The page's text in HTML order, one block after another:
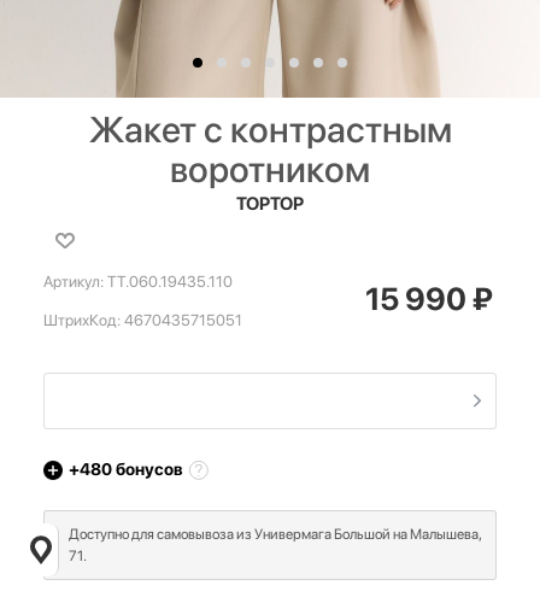
Жакет с контрастным
воротником
TOPTOP
Артикул: TT.060.19435.110
ШтрихКод: 4670435715051
15 990₽
+480бонусов
Доступно для самовывоза из Универмага Большой на Малышева,
71.